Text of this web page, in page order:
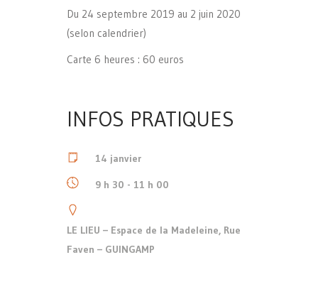
Du 24 septembre 2019 au 2 juin 2020
(selon calendrier)
Carte 6 heures : 60 euros
INFOS PRATIQUES
14 janvier
9 h 30 - 11 h 00
LE LIEU – Espace de la Madeleine, Rue
Faven – GUINGAMP